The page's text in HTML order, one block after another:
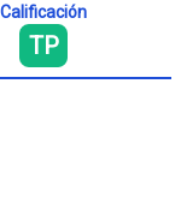
Calificación
TP